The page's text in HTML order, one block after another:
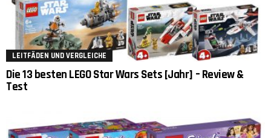
LEITFÄDEN UND VERGLEICHE
Die 13 besten LEGO Star Wars Sets [Jahr] – Review &
Test